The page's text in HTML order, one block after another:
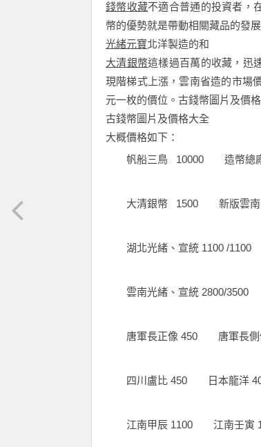
錢幣收藏不適合普通的投資者，
幣的優勢就是帶動相關藏品的發
光緒元寶北洋製造的和
大清銀幣這樣過百萬的收藏，迅
現階梯式上漲，雲南省造的市場
元一枚的價位。古錢幣圖片及價
古錢幣圖片及價格大全
大概價格如下：
帆船三鳥 10000 造幣總
大清銀幣 1500 新版雲南
湖北光緒、宣統 1100 /1100
雲南光緒、宣統 2800/3500
唐軍長正像 450 唐軍長側
四川盧比 450 日本龍洋
江南甲辰 1100 江南壬寅